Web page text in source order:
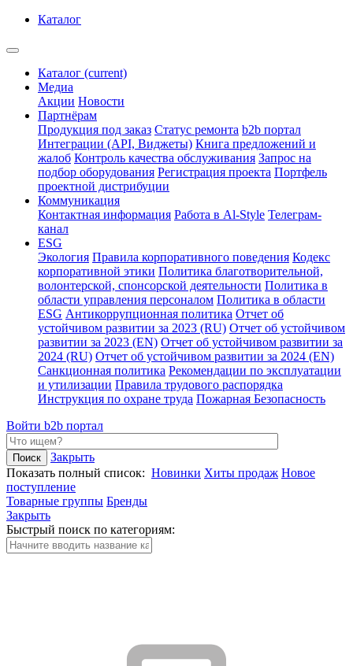
Каталог
Каталог (current)
Медиа
Акции Новости
Партнёрам
Продукция под заказ Статус ремонта b2b портал
Интеграции (API, Виджеты) Книга предложений и
жалоб Контроль качества обслуживания Запрос на
подбор оборудования Регистрация проекта Портфель
проектной дистрибуции
Коммуникация
Контактная информация Работа в Al-Style Телеграм-
канал
ESG
Экология Правила корпоративного поведения Кодекс
корпоративной этики Политика благотворительной,
волонтерской, спонсорской деятельности Политика в
области управления персоналом Политика в области
ESG Антикоррупционная политика Отчет об
устойчивом развитии за 2023 (RU) Отчет об устойчивом
развитии за 2023 (EN) Отчет об устойчивом развитии за
2024 (RU) Отчет об устойчивом развитии за 2024 (EN)
Санкционная политика Рекомендации по эксплуатации
и утилизации Правила трудового распорядка
Инструкция по охране труда Пожарная Безопасность
Войти b2b портал
Закрыть
Показать полный список: Новинки Хиты продаж Новое
поступление
Товарные группы Бренды
Закрыть
Быстрый поиск по категориям: